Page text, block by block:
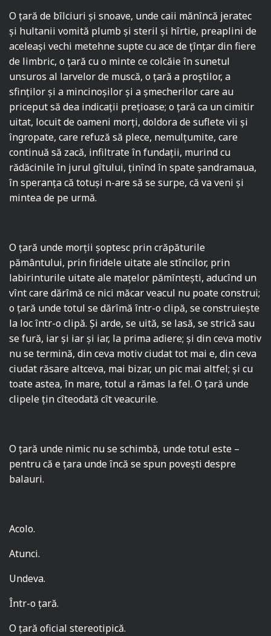
O ţară de bîlciuri şi snoave, unde caii mănîncă jeratec
şi hultanii vomită plumb şi steril şi hîrtie, preaplini de
aceleaşi vechi metehne supte cu ace de ţînţar din fiere
de limbric, o ţară cu o minte ce colcăie în sunetul
unsuros al larvelor de muscă, o ţară a proştilor, a
sfinţilor şi a mincinoşilor şi a şmecherilor care au
priceput să dea indicaţii preţioase; o ţară ca un cimitir
uitat, locuit de oameni morţi, doldora de suflete vii şi
îngropate, care refuză să plece, nemulţumite, care
continuă să zacă, infiltrate în fundaţii, murind cu
rădăcinile în jurul gîtului, ţinînd în spate şandramaua,
în speranţa că totuşi n-are să se surpe, că va veni şi
mintea de pe urmă.
O ţară unde morţii şoptesc prin crăpăturile
pământului, prin firidele uitate ale stîncilor, prin
labirinturile uitate ale maţelor pămînteşti, aducînd un
vînt care dărîmă ce nici măcar veacul nu poate construi;
o ţară unde totul se dărîmă într-o clipă, se construieşte
la loc într-o clipă. Şi arde, se uită, se lasă, se strică sau
se fură, iar şi iar şi iar, la prima adiere; şi din ceva motiv
nu se termină, din ceva motiv ciudat tot mai e, din ceva
ciudat răsare altceva, mai bizar, un pic mai altfel; şi cu
toate astea, în mare, totul a rămas la fel. O ţară unde
clipele ţin cîteodată cît veacurile.
O ţară unde nimic nu se schimbă, unde totul este –
pentru că e ţara unde încă se spun poveşti despre
balauri.
Acolo.
Atunci.
Undeva.
Într-o ţară.
O ţară oficial stereotipică.